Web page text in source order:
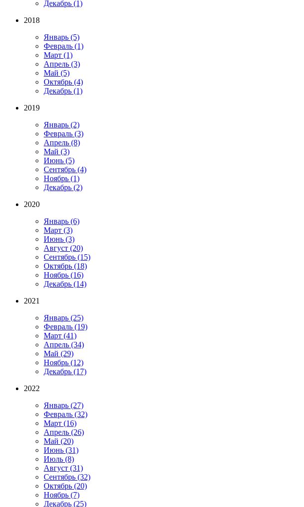
Декабрь (1)
2018
Январь (5)
Февраль (1)
Март (1)
Апрель (3)
Май (5)
Октябрь (4)
Декабрь (1)
2019
Январь (2)
Февраль (3)
Апрель (8)
Май (3)
Июнь (5)
Сентябрь (4)
Ноябрь (1)
Декабрь (2)
2020
Январь (6)
Март (3)
Июнь (3)
Август (20)
Сентябрь (15)
Октябрь (18)
Ноябрь (16)
Декабрь (14)
2021
Январь (25)
Февраль (19)
Март (41)
Апрель (34)
Май (29)
Ноябрь (12)
Декабрь (17)
2022
Январь (27)
Февраль (32)
Март (16)
Апрель (26)
Май (20)
Июнь (31)
Июль (8)
Август (31)
Сентябрь (32)
Октябрь (20)
Ноябрь (7)
Декабрь (25)